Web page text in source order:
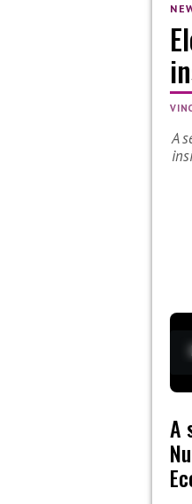
A
A